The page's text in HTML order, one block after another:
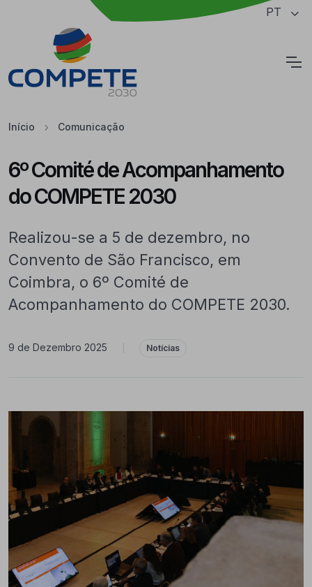
Saltar para o conteúdo principal da página PT
Início Comunicação
6º Comité de Acompanhamento
do COMPETE 2030
Realizou-se a 5 de dezembro, no
Convento de São Francisco, em
Coimbra, o 6º Comité de
Acompanhamento do COMPETE 2030.
9 de Dezembro 2025 Notícias